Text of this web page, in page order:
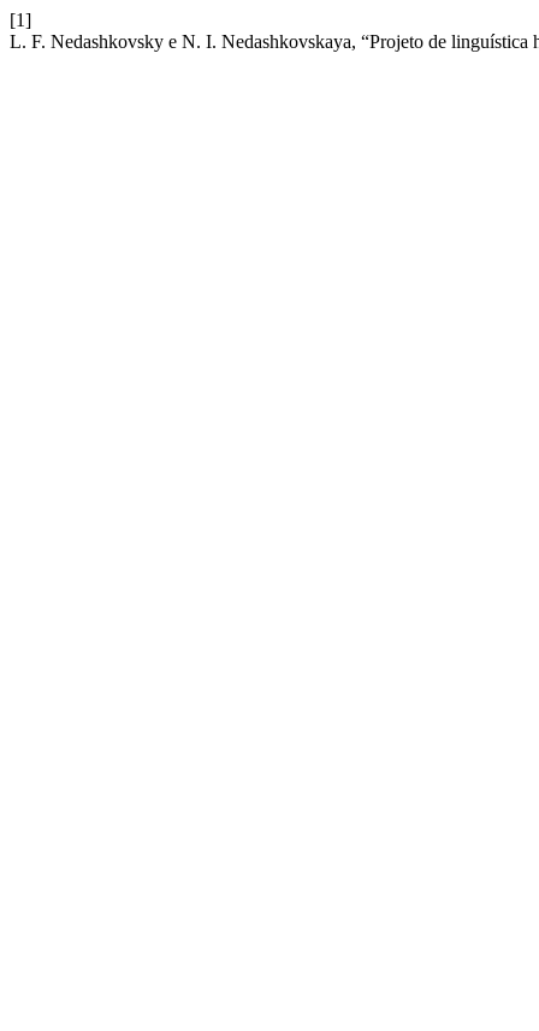
[1]
L. F. Nedashkovsky e N. I. Nedashkovskaya, “Projeto de linguística